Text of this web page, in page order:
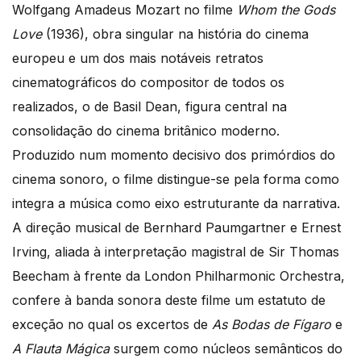
Wolfgang Amadeus Mozart no filme Whom the Gods
Love(1936), obra singular na história do cinema
europeu e um dos mais notáveis retratos
cinematográficos do compositor de todos os
realizados, o de Basil Dean, figura central na
consolidação do cinema britânico moderno.
Produzido num momento decisivo dos primórdios do
cinema sonoro, o filme distingue-se pela forma como
integra a música como eixo estruturante da narrativa.
A direção musical de Bernhard Paumgartner e Ernest
Irving, aliada à interpretação magistral de Sir Thomas
Beecham à frente da London Philharmonic Orchestra,
confere à banda sonora deste filme um estatuto de
exceção no qual os excertos de As Bodas de Fígaro e
A Flauta Mágicasurgem como núcleos semânticos do